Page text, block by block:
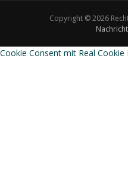
Copyright © 2026
Cookie Consent mit Real Cookie